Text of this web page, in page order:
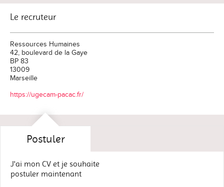
Le recruteur
Ressources Humaines
42, boulevard de la Gaye
BP 83
13009
Marseille
https://ugecam-pacac.fr/
Postuler
J'ai mon CV et je souhaite
postuler maintenant